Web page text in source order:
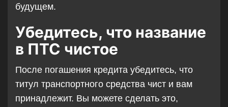
будущем.
Убедитесь, что название
в ПТС чистое
После погашения кредита убедитесь, что
титул транспортного средства чист и вам
принадлежит. Вы можете сделать это,